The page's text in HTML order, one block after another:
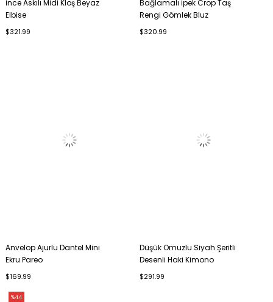
İnce Askılı Midi Kloş Beyaz
Elbise
$321.99
Bağlamalı İpek Crop Taş
Rengi Gömlek Bluz
$320.99
Anvelop Ajurlu Dantel Mini
Ekru Pareo
$169.99
Düşük Omuzlu Siyah Şeritli
Desenli Haki Kimono
$291.99
%44